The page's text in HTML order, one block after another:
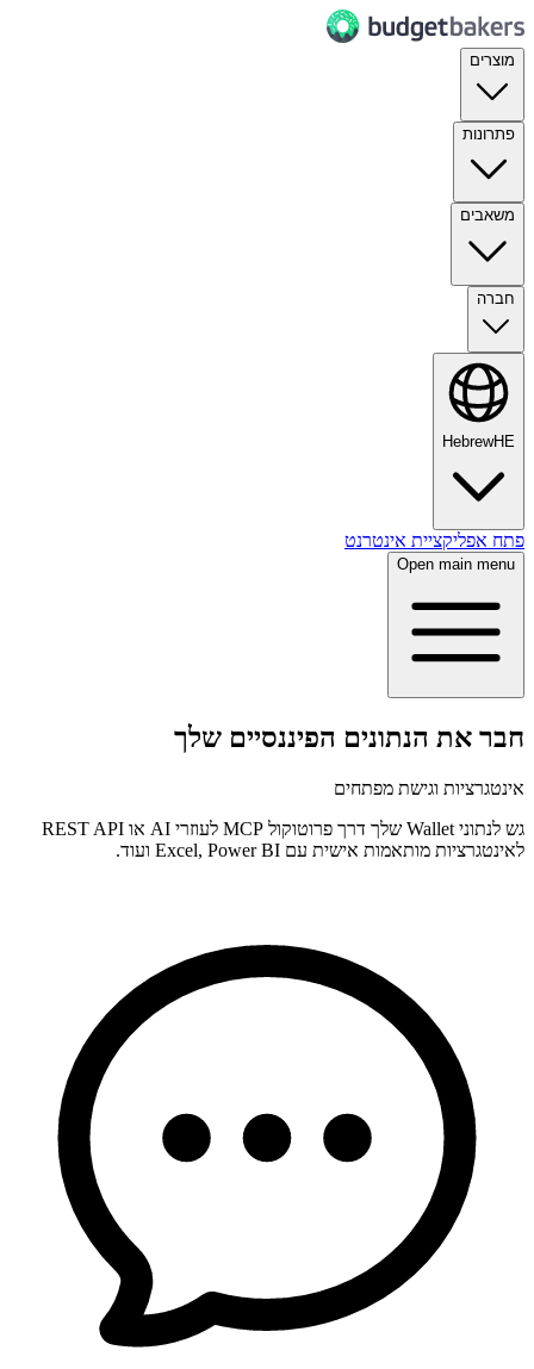
מוצרים
פתרונות
משאבים
חברה
HebrewHE
פתח אפליקציית אינטרנט
Open main menu
חבר את הנתונים הפיננסיים שלך
אינטגרציות וגישת מפתחים
גש לנתוני Wallet שלך דרך פרוטוקול MCP לעוזרי AI או REST API
לאינטגרציות מותאמות אישית עם Excel, Power BI ועוד.